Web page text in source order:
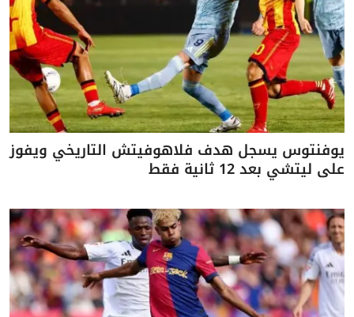
يوفنتوس يسجل هدف فلاهوفيتش التاريخي ويفوز
على ليتشي بعد 12 ثانية فقط